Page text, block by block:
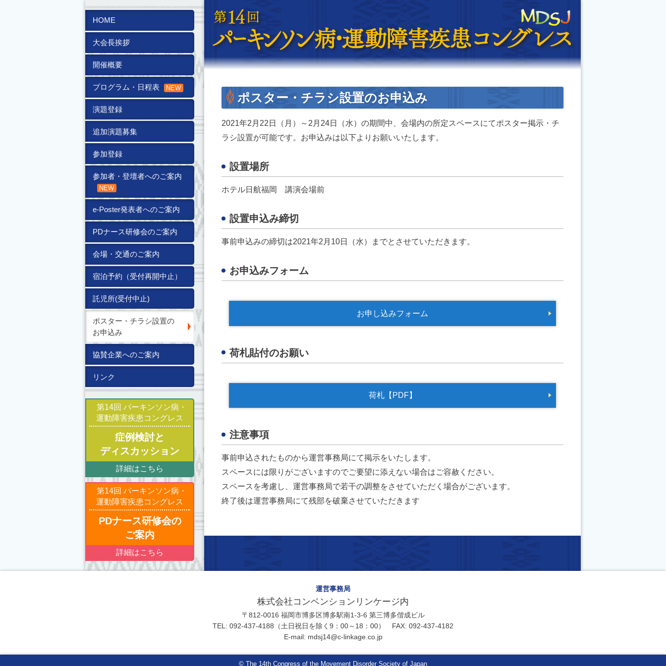
HOME
大会長挨拶
開催概要
プログラム・日程表
演題登録
追加演題募集
参加登録
参加者・登壇者へのご案内
e-Poster発表者へのご案内
PDナース研修会のご案内
会場・交通のご案内
宿泊予約（受付再開中止）
託児所(受付中止)
ポスター・チラシ設置の
お申込み
協賛企業へのご案内
リンク
第14回 パーキンソン病・
運動障害疾患コングレス
症例検討と
ディスカッション
詳細はこちら
第14回 パーキンソン病・
運動障害疾患コングレス
PDナース研修会の
ご案内
詳細はこちら
ポスター・チラシ設置のお申込み
2021年2月22日（月）～2月24日（水）の期間中、会場内の所定スペースにてポスター掲示・チ
ラシ設置が可能です。お申込みは以下よりお願いいたします。
設置場所
ホテル日航福岡 講演会場前
設置申込み締切
事前申込みの締切は2021年2月10日（水）までとさせていただきます。
お申込みフォーム
お申し込みフォーム
荷札貼付のお願い
荷札【PDF】
注意事項
事前申込されたものから運営事務局にて掲示をいたします。
スペースには限りがございますのでご要望に添えない場合はご容赦ください。
スペースを考慮し、運営事務局で若干の調整をさせていただく場合がございます。
終了後は運営事務局にて残部を破棄させていただきます
運営事務局
株式会社コンベンションリンケージ内
〒812-0016 福岡市博多区博多駅南1-3-6 第三博多偕成ビル
TEL: 092-437-4188（土日祝日を除く9：00～18：00） FAX: 092-437-4182
E-mail: mdsj14@c-linkage.co.jp
© The 14th Congress of the Movement Disorder Society of Japan